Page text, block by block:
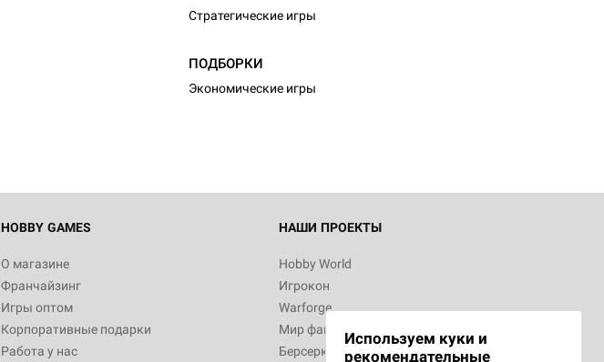
Стратегические игры
ПОДБОРКИ
Экономические игры
HOBBY GAMES
О магазине
Франчайзинг
Игры оптом
Корпоративные подарки
Работа у нас
НАШИ ПРОЕКТЫ
Hobby World
Игрокон
Warforge
Мир фантастики
Берсерк
Используем куки и
рекомендательные
Настольная игра Hobby World Монстры
Белая смерть
12 990
Настольная игра Hobby World Берсерк.
3 490